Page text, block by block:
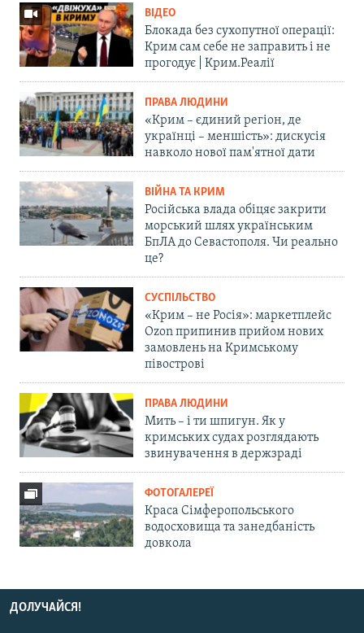
ВІДЕО
Блокада без сухопутної операції:
Крим сам себе не заправить і не
прогодує | Крим.Реалії
ПРАВА ЛЮДИНИ
«Крим – єдиний регіон, де
українці – меншість»: дискусія
навколо нової пам'ятної дати
ВІЙНА ТА КРИМ
Російська влада обіцяє закрити
морський шлях українським
БпЛА до Севастополя. Чи реально
це?
СУСПІЛЬСТВО
«Крим – не Росія»: маркетплейс
Ozon припинив прийом нових
замовлень на Кримському
півострові
ПРАВА ЛЮДИНИ
Мить – і ти шпигун. Як у
кримських судах розглядають
звинувачення в держзраді
ФОТОГАЛЕРЕЇ
Краса Сімферопольського
водосховища та занедбаність
довкола
ДОЛУЧАЙСЯ!